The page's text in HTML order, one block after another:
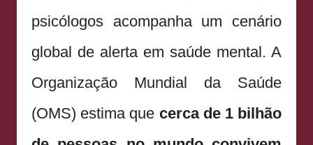
psicólogos acompanha um cenário
global de alerta em saúde mental. A
Organização Mundial da Saúde
(OMS) estima que cerca de 1 bilhão